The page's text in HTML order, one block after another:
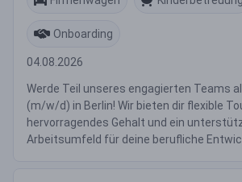
Onboarding
04.08.2026
Werde Teil unseres engagierten Teams
(m/w/d) in Berlin! Wir bieten dir flexible
hervorragendes Gehalt und ein
Arbeitsumfeld für deine berufliche